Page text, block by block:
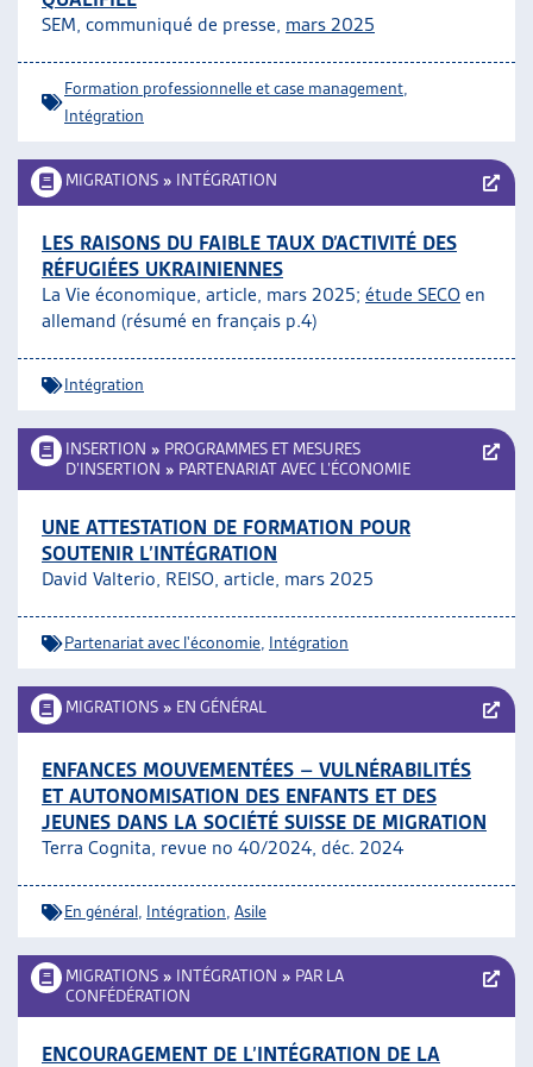
SEM, communiqué de presse, mars 2025
Formation professionnelle et case management
Intégration
MIGRATIONS » INTÉGRATION
LES RAISONS DU FAIBLE TAUX D’ACTIVITÉ DES
RÉFUGIÉES UKRAINIENNES
La Vie économique, article, mars 2025; étude SECO en
allemand (résumé en français p.4)
Intégration
INSERTION » PROGRAMMES ET MESURES
D’INSERTION » PARTENARIAT AVEC L’ÉCONOMIE
UNE ATTESTATION DE FORMATION POUR
SOUTENIR L’INTÉGRATION
David Valterio, REISO, article, mars 2025
Partenariat avec l'économie Intégration
MIGRATIONS » EN GÉNÉRAL
ENFANCES MOUVEMENTÉES – VULNÉRABILITÉS
ET AUTONOMISATION DES ENFANTS ET DES
JEUNES DANS LA SOCIÉTÉ SUISSE DE MIGRATION
Terra Cognita, revue no 40/2024, déc. 2024
En général Intégration Asile
MIGRATIONS » INTÉGRATION » PAR LA
CONFÉDÉRATION
ENCOURAGEMENT DE L’INTÉGRATION DE LA